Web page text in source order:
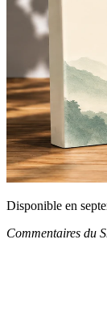
Disponible en
Commentaires du